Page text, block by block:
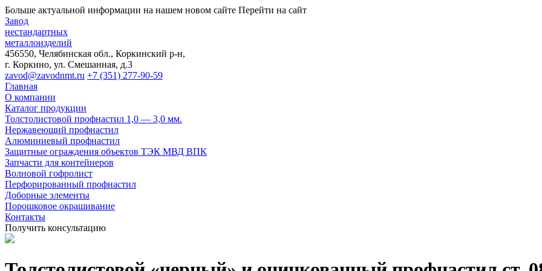
Больше актуальной информации на нашем новом сайте Перейти на сайт
Завод
нестандартных
металлоизделий
456550, Челябинская обл., Коркинский р-н,
г. Коркино, ул. Смешанная, д.3
zavod@zavodnmt.ru +7 (351) 277-90-59
Главная
О компании
Каталог продукции
Толстолистовой профнастил 1,0 — 3,0 мм.
Нержавеющий профнастил
Алюминиевый профнастил
Защитные ограждения объектов ТЭК МВД ВПК
Запчасти для контейнеров
Волновой гофролист
Перфорированный профнастил
Доборные элементы
Порошковое окрашивание
Контакты
Получить консультацию